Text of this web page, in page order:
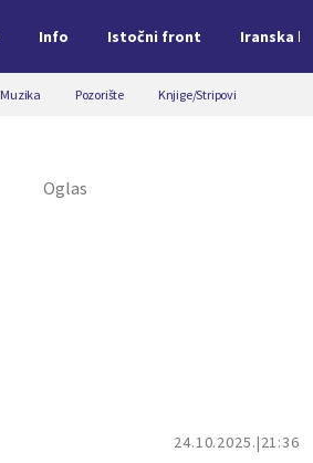
Info Istočni front Iranska
Muzika Pozorište Knjige/Stripovi
24.10.2025. 21:36